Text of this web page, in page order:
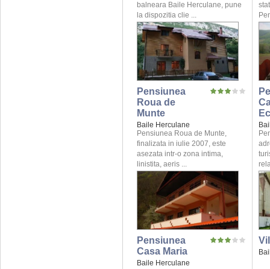
balneara Baile Herculane, pune
la dispozitia clie ...
Pensiunea
Roua de
Munte
Baile Herculane
Pensiunea Roua de Munte,
finalizata in iulie 2007, este
asezata intr-o zona intima,
linistita, aeris ...
Pensiunea
Casa Maria
Baile Herculane